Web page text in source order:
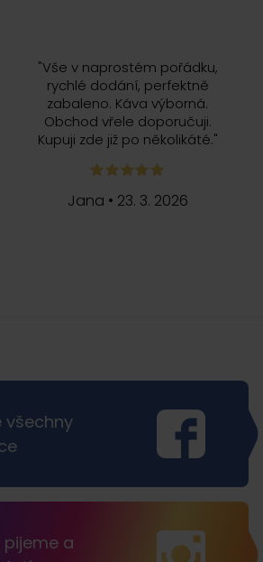
"Vše v naprostém pořádku,
rychlé dodání, perfektně
zabaleno. Káva výborná.
Obchod vřele doporučuji.
Kupuji zde již po několikáté."
Jana • 23. 3. 2026
všechny
pijeme a